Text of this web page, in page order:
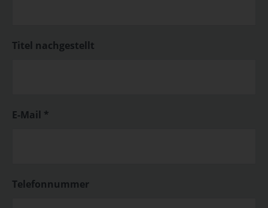
Titel nachgestellt
E-Mail *
Telefonnummer